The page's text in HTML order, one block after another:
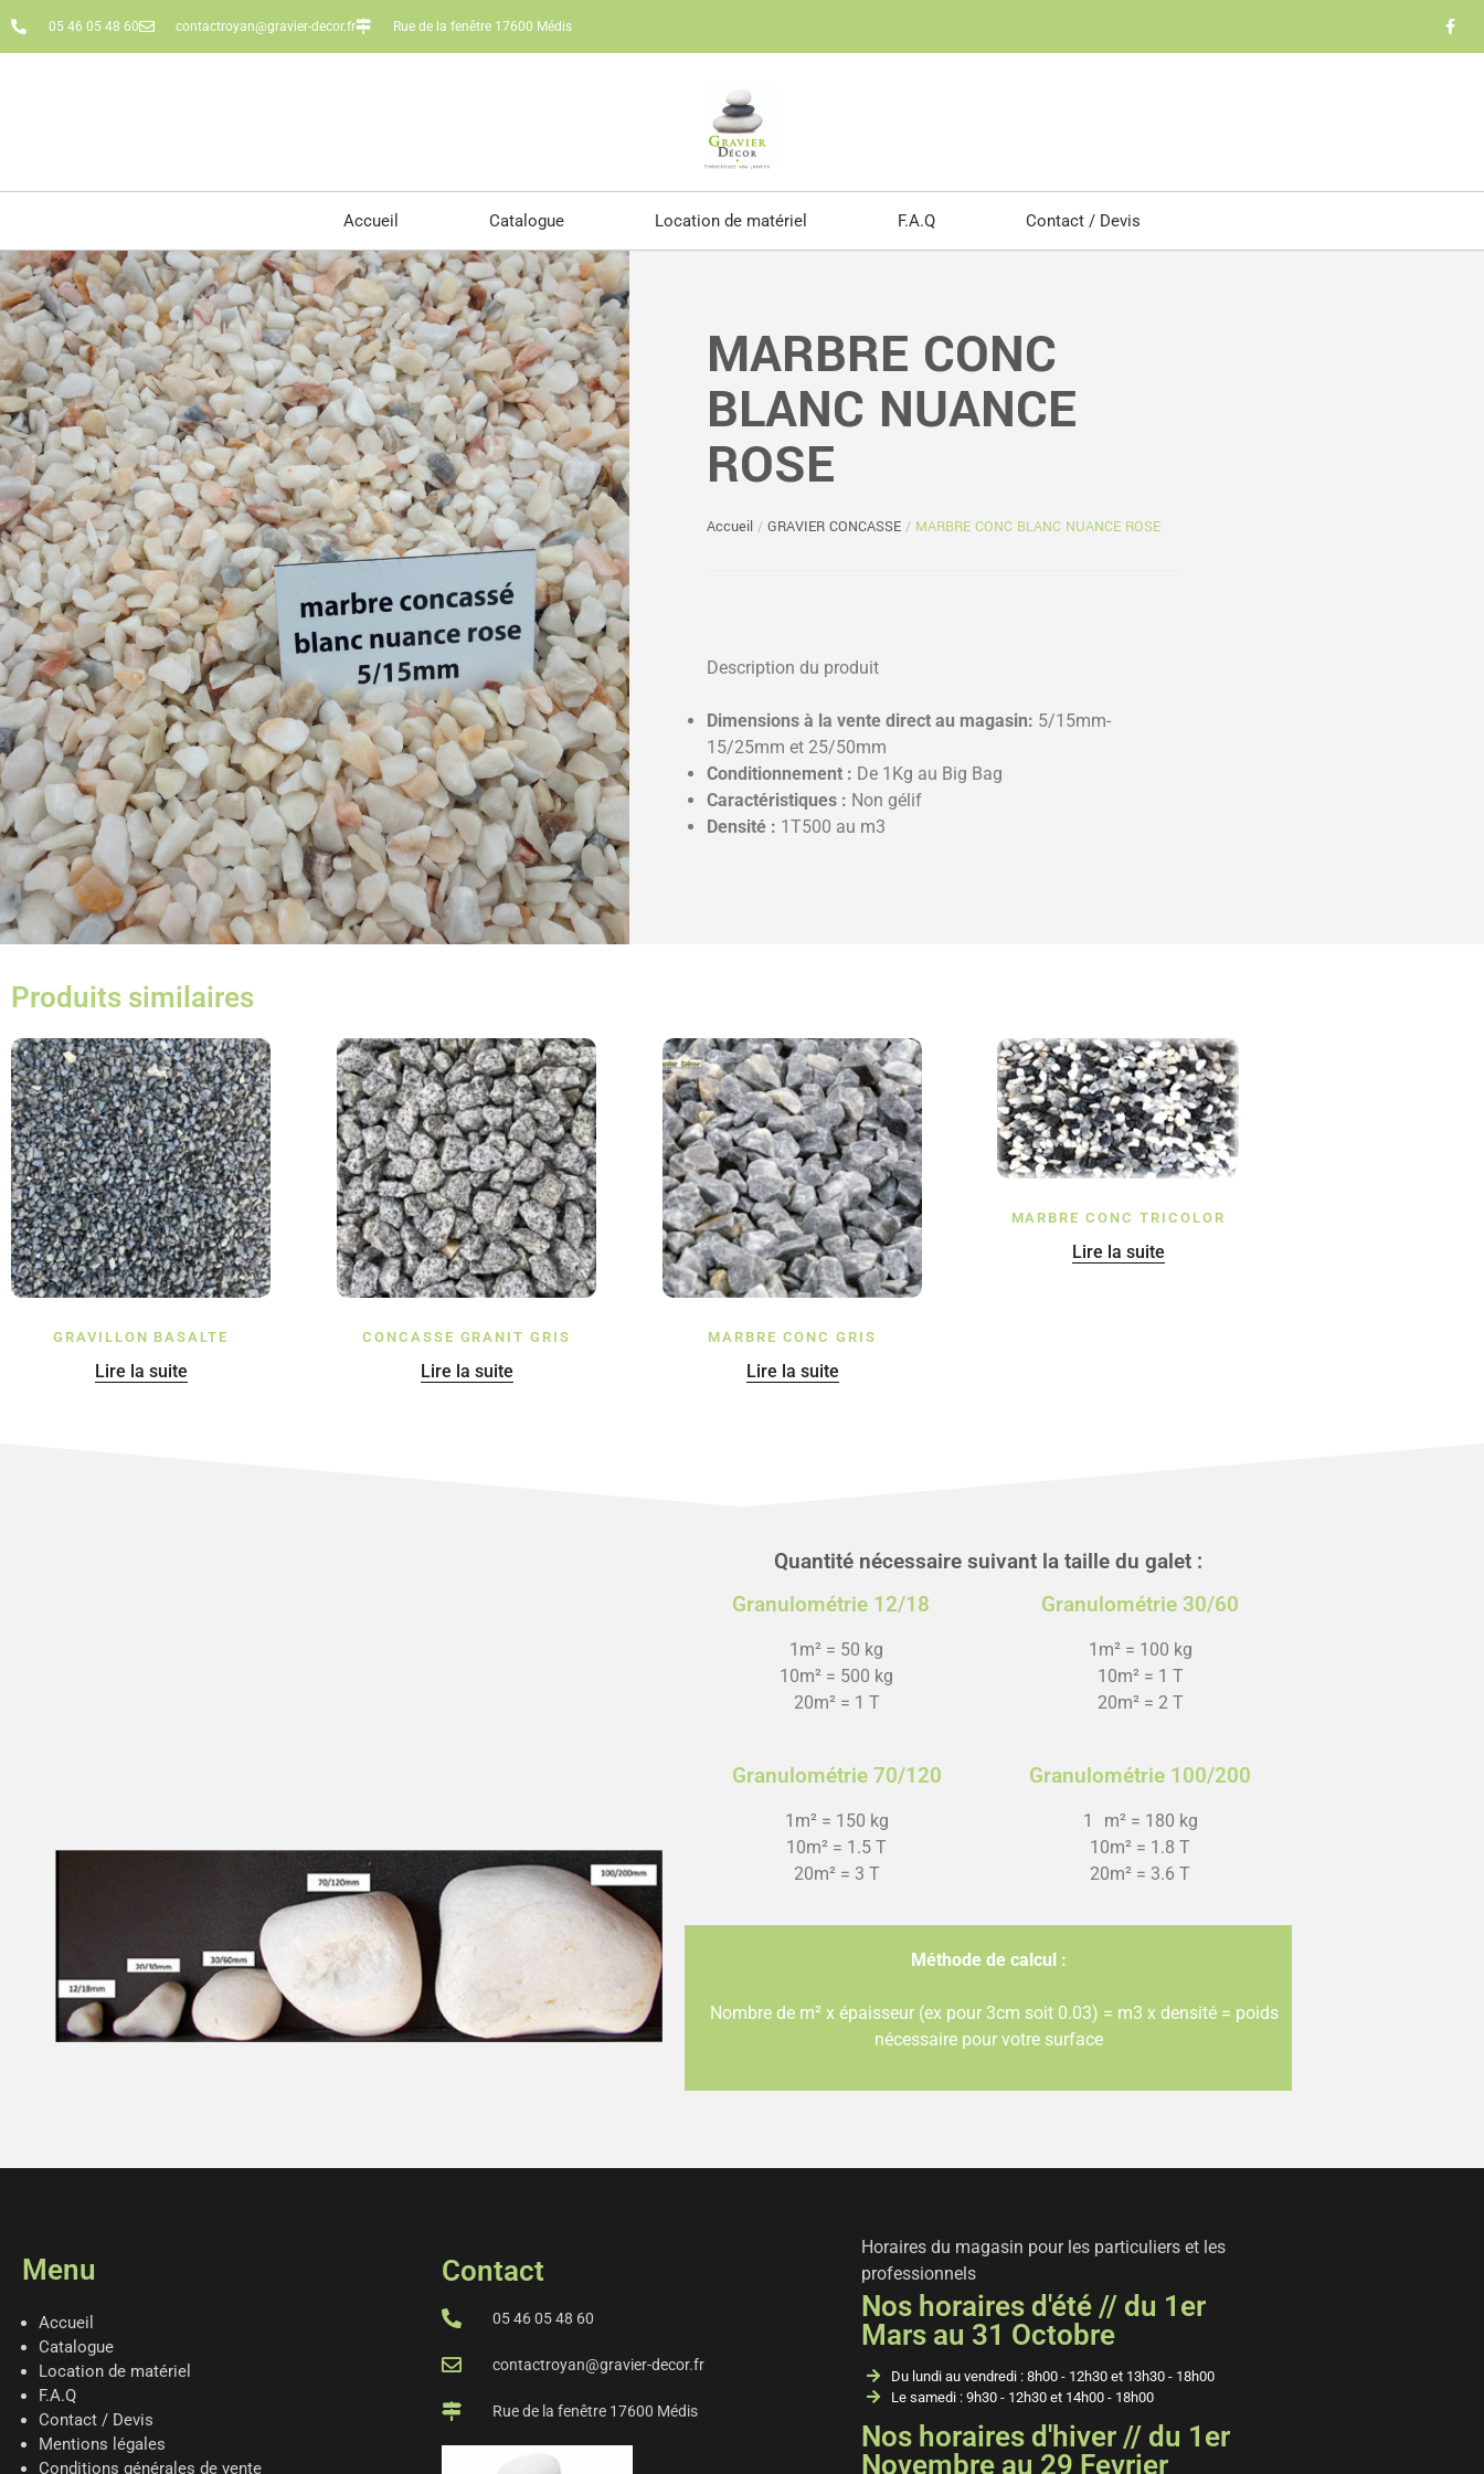
05 46 05 48 60 contactroyan@gravier-decor.fr Rue de la fenêtre 17600 Médis
Accueil Catalogue Location de matériel F.A.Q Contact / Devis
MARBRE CONC
BLANC NUANCE
ROSE
Accueil / GRAVIER CONCASSE / MARBRE CONC BLANC NUANCE ROSE
Description du produit
Dimensions à la vente direct au magasin: 5/15mm-
15/25mm et 25/50mm
Conditionnement : De 1Kg au Big Bag
Caractéristiques : Non gélif
Densité : 1T500 au m3
Produits similaires
GRAVILLON BASALTE
Lire la suite
CONCASSE GRANIT GRIS
Lire la suite
MARBRE CONC GRIS
Lire la suite
MARBRE CONC TRICOLOR
Lire la suite
Quantité nécessaire suivant la taille du galet :
Granulométrie 12/18
1m² = 50 kg
10m² = 500 kg
20m² = 1 T
Granulométrie 30/60
1m² = 100 kg
10m² = 1 T
20m² = 2 T
Granulométrie 70/120
1m² = 150 kg
10m² = 1.5 T
20m² = 3 T
Granulométrie 100/200
1 m² = 180 kg
10m² = 1.8 T
20m² = 3.6 T
Méthode de calcul :
Nombre de m² x épaisseur (ex pour 3cm soit 0.03) = m3 x densité = poids
nécessaire pour votre surface
Menu
Accueil
Catalogue
Location de matériel
F.A.Q
Contact / Devis
Mentions légales
Conditions générales de vente
Contact
05 46 05 48 60
contactroyan@gravier-decor.fr
Rue de la fenêtre 17600 Médis
Horaires du magasin pour les particuliers et les
professionnels
Nos horaires d'été // du 1er
Mars au 31 Octobre
Du lundi au vendredi : 8h00 - 12h30 et 13h30 - 18h00
Le samedi : 9h30 - 12h30 et 14h00 - 18h00
Nos horaires d'hiver // du 1er
Novembre au 29 Fevrier